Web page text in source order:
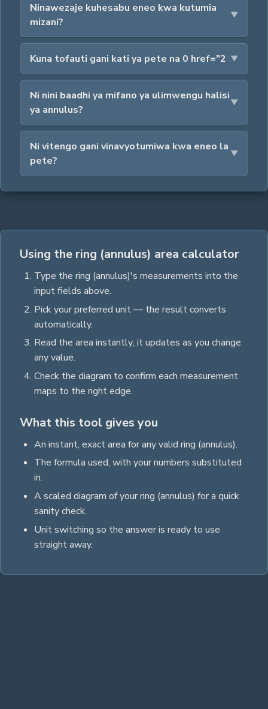
Ninawezaje kuhesabu eneo kwa kutumia
mizani?
Kuna tofauti gani kati ya pete na 0 href="2
Ni nini baadhi ya mifano ya ulimwengu halisi
ya annulus?
Ni vitengo gani vinavyotumiwa kwa eneo la
pete?
Using the ring (annulus) area calculator
Type the ring (annulus)'s measurements into the
input fields above.
Pick your preferred unit — the result converts
automatically.
Read the area instantly; it updates as you change
any value.
Check the diagram to confirm each measurement
maps to the right edge.
What this tool gives you
An instant, exactarea for any valid ring (annulus).
The formula used, with your numbers substituted
in.
A scaled diagram of yourring (annulus) for a quick
sanity check.
Unit switching so the answer is ready to use
straight away.